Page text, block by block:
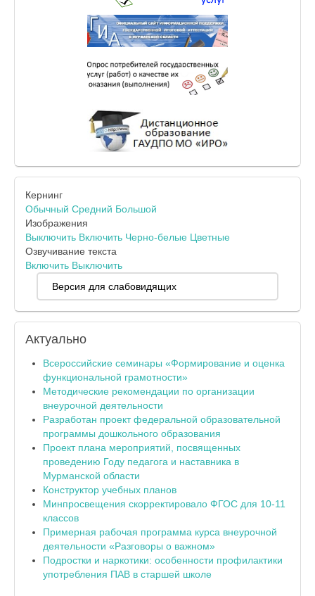
Кернинг
Обычный Средний Большой
Изображения
Выключить Включить Черно-белые Цветные
Озвучивание текста
Включить Выключить
Версия для слабовидящих
Актуально
Всероссийские семинары «Формирование и оценка
функциональной грамотности»
Методические рекомендации по организации
внеурочной деятельности
Разработан проект федеральной образовательной
программы дошкольного образования
Проект плана мероприятий, посвященных
проведению Году педагога и наставника в
Мурманской области
Конструктор учебных планов
Минпросвещения скорректировало ФГОС для 10-11
классов
Примерная рабочая программа курса внеурочной
деятельности «Разговоры о важном»
Подростки и наркотики: особенности профилактики
употребления ПАВ в старшей школе